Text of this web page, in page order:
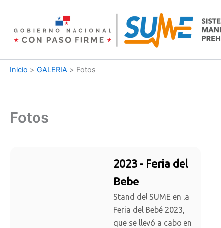
contenido
Inicio GALERIA Fotos
Fotos
2023 - Feria del
Bebe
Stand del SUME en la
Feria del Bebé 2023,
que se llevó a cabo en